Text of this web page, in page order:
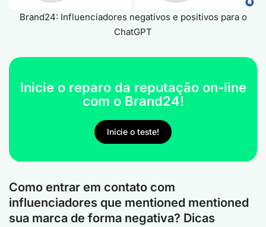
Brand24: Influenciadores negativos e positivos para o
ChatGPT
Inicie o reparo da reputação on-line
com o Brand24!
Inicie o teste!
Como entrar em contato com
influenciadores que mentioned mentioned
sua marca de forma negativa? Dicas